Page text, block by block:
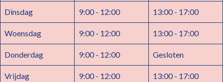
Dinsdag 9:00 - 12:00 13:00 - 17:00
Woensdag 9:00 - 12:00 13:00 - 17:00
Donderdag 9:00 - 12:00 Gesloten
Vrijdag 9:00 - 12:00 13:00 - 17:00